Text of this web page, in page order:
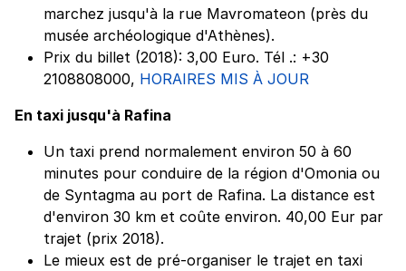
marchez jusqu'à la rue Mavromateon (près du
musée archéologique d'Athènes).
Prix du billet (2018): 3,00 Euro. Tél .: +30
2108808000, HORAIRES MIS À JOUR
En taxi jusqu'à Rafina
Un taxi prend normalement environ 50 à 60
minutes pour conduire de la région d'Omonia ou
de Syntagma au port de Rafina. La distance est
d'environ 30 km et coûte environ. 40,00 Eur par
trajet (prix 2018).
Le mieux est de pré-organiser le trajet en taxi